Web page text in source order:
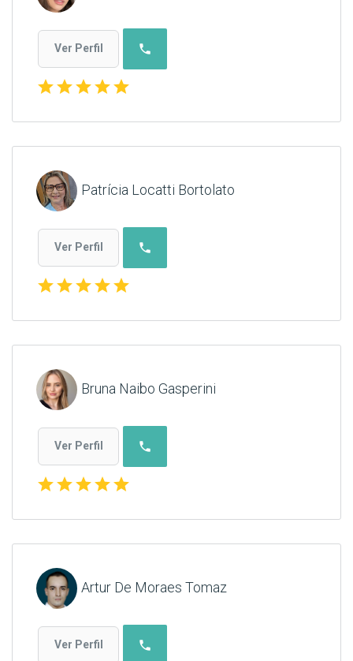
Ver Perfil phone
starstarstarstarstar
Patrícia Locatti Bortolato
Ver Perfil phone
starstarstarstarstar
Bruna Naibo Gasperini
Ver Perfil phone
starstarstarstarstar
Artur De Moraes Tomaz
Ver Perfil phone